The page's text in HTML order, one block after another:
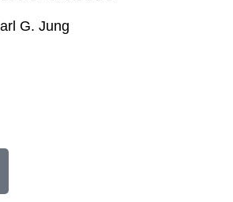
G. Jung